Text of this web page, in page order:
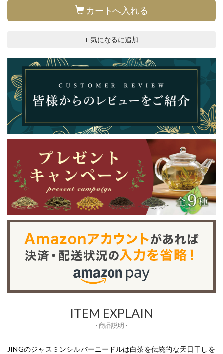
カートへ入れる
+ 気になるに追加
ITEM EXPLAIN
- 商品説明 -
JINGのジャスミンシルバーニードルは白茶を伝統的な天日干しを